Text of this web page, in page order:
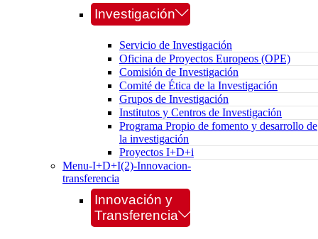
Investigación
Servicio de Investigación
Oficina de Proyectos Europeos (OPE)
Comisión de Investigación
Comité de Ética de la Investigación
Grupos de Investigación
Institutos y Centros de Investigación
Programa Propio de fomento y desarrollo de
la investigación
Proyectos I+D+i
Menu-I+D+I(2)-Innovacion-
transferencia
Innovación y
Transferencia